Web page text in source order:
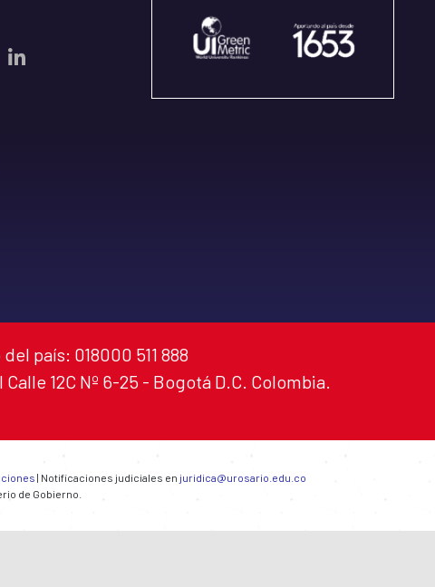
país: 018000 511 888
12C Nº 6-25 - Bogotá D.C. Colombia.
| Notificaciones judiciales en juridica@urosario.edu.co
de Gobierno.